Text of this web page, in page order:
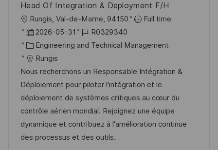
ö
f
f
e
n
t
l
i
c
h
u
Head Of Integration & Deployment F/H
O
r
t
Rungis, Val-de-Marne, 94150
Full time
D
a
t
u
m
d
e
r
V
2026-05-31
J
o
-
I
D
R0329340
K
a
t
e
g
o
r
i
Engineering and Technical Management
Rungis
Nous recherchons un Responsable Intégration &
Déploiement pour piloter l'intégration et le
déploiement de systèmes critiques au cœur du
contrôle aérien mondial. Rejoignez une équipe
dynamique et contribuez à l'amélioration continue
des processus et des outils.